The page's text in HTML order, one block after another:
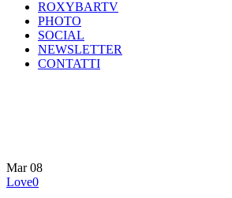
ROXYBARTV
PHOTO
SOCIAL
NEWSLETTER
CONTATTI
Mar 08
Love0